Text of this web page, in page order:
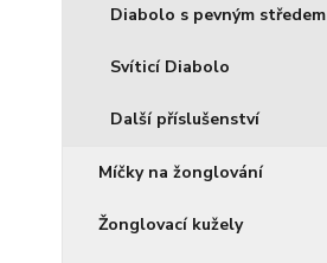
Diabolo s pevným středem
Svíticí Diabolo
Další příslušenství
Míčky na žonglování
Žonglovací kužely